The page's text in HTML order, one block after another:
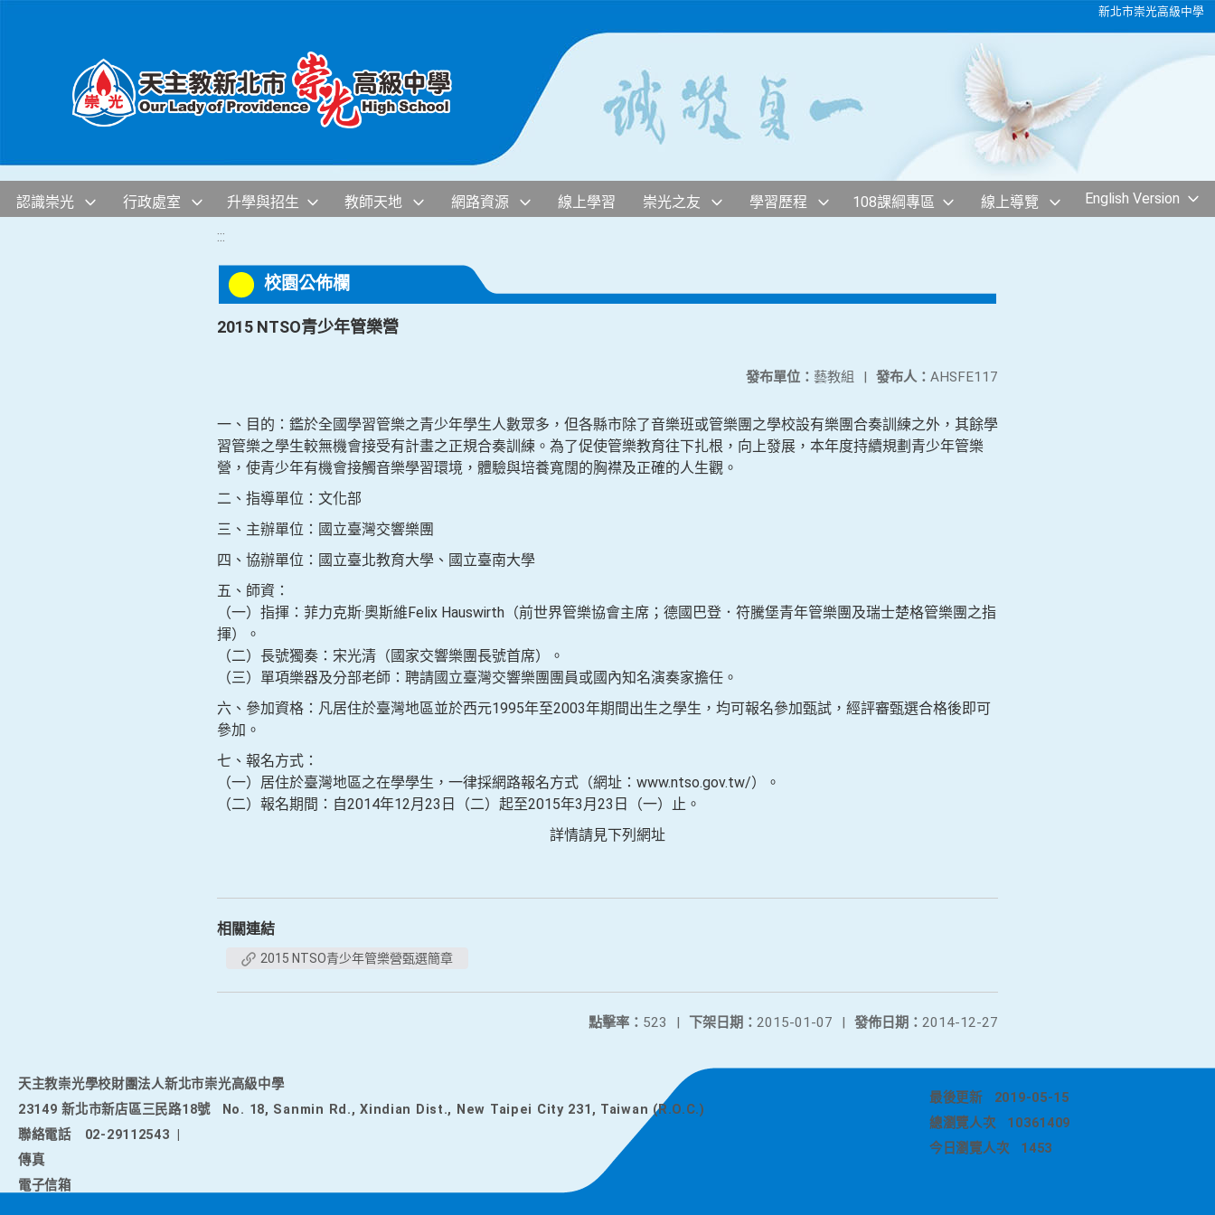
新北市崇光高級中學
認識崇光 行政處室 升學與招生 教師天地 網路資源 線上學習 崇光之友 學習歷程 108課綱專區 線上導覽 English Version
:::
校園公佈欄
2015 NTSO青少年管樂營
發布人： AHSFE117
發布單位： 藝教組 |
一、目的：鑑於全國學習管樂之青少年學生人數眾多，但各縣市除了音樂班或管樂團之學校設有樂團合奏訓練之外，其餘學
習管樂之學生較無機會接受有計畫之正規合奏訓練。為了促使管樂教育往下扎根，向上發展，本年度持續規劃青少年管樂
營，使青少年有機會接觸音樂學習環境，體驗與培養寬闊的胸襟及正確的人生觀。
二、指導單位：文化部
三、主辦單位：國立臺灣交響樂團
四、協辦單位：國立臺北教育大學、國立臺南大學
五、師資：
（一）指揮：菲力克斯·奧斯維Felix Hauswirth（前世界管樂協會主席；德國巴登．符騰堡青年管樂團及瑞士楚格管樂團之指
揮）。
（二）長號獨奏：宋光清（國家交響樂團長號首席）。
（三）單項樂器及分部老師：聘請國立臺灣交響樂團團員或國內知名演奏家擔任。
六、參加資格：凡居住於臺灣地區並於西元1995年至2003年期間出生之學生，均可報名參加甄試，經評審甄選合格後即可
參加。
七、報名方式：
（一）居住於臺灣地區之在學學生，一律採網路報名方式（網址：www.ntso.gov.tw/）。
（二）報名期間：自2014年12月23日（二）起至2015年3月23日（一）止。
詳情請見下列網址
相關連結
2015 NTSO青少年管樂營甄選簡章
發佈日期： 2014-12-27
下架日期： 2015-01-07 |
點擊率： 523 |
天主教崇光學校財團法人新北市崇光高級中學
23149 新北市新店區三民路18號
No. 18, Sanmin Rd., Xindian Dist., New Taipei City 231, Taiwan (R.O.C.)
聯絡電話
02-29112543
傳真
電子信箱
最後更新
2019-05-15
總瀏覽人次
10361409
今日瀏覽人次
1453